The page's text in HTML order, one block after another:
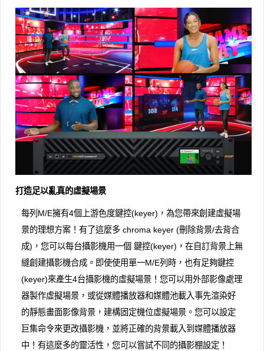
打造足以亂真的虛擬場景
每列M/E擁有4個上游色度鍵控(keyer)，為您帶來創建虛擬場
景的理想方案！有了這麼多 chroma keyer (刪除背景/去背合
成)，您可以每台攝影機用一個 鍵控(keyer)，在自訂背景上無
縫創建攝影機合成。即使使用單一M/E列時，也有足夠鍵控
(keyer)來產生4台攝影機的虛擬場景！您可以用外部影像處理
器製作虛擬場景，或從媒體播放器和媒體池載入事先渲染好
的靜態畫面影像背景，建構固定機位虛擬場景。您可以設定
巨集命令來更改攝影機，並將正確的背景載入到媒體播放器
中！有這麼多的靈活性，您可以嘗試不同的攝影棚設定！